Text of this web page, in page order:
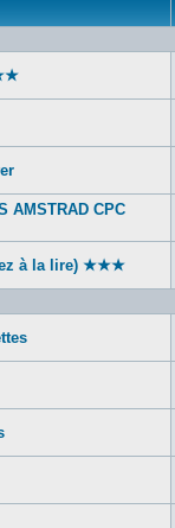
AMSTRAD CPC
à la lire) ★★★